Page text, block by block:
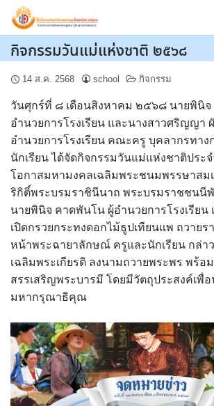
Skip
content
กิจกรรมวันแม่แห่งชาติ ๒๕๖๘
14 ส.ค. 2568 school กิจกรรม
วันศุกร์ที่ ๘ เดือนสิงหาคม ๒๕๖๘ นายพินิ
อำนวยการโรงเรียน และนางสาวศริญญา
อำนวยการโรงเรียน คณะครู บุคลากรทาง
นักเรียน ได้จัดกิจกรรมวันแม่แห่งชาติประ
โอกาสมหามงคลเฉลิมพระชนมพรรษาสมเ
ริกิติ์พระบรมราชินีนาถ พระบรมราชชนนี
นายพินิจ คาดพันโน ผู้อำนวยการโรงเรียน
เปิดกรวยกระทงดอกไม้ธูปเทียนแพ ถวายร
หน้าพระฉายาลักษณ์ ครูและนักเรียน กล่า
เฉลิมพระเกียรติ ลงนามถวายพระพร พร้อม
สรรเสริญพระบารมี โดยมีวัตถุประสงค์เพื่
มหากรุณาธิคุณ